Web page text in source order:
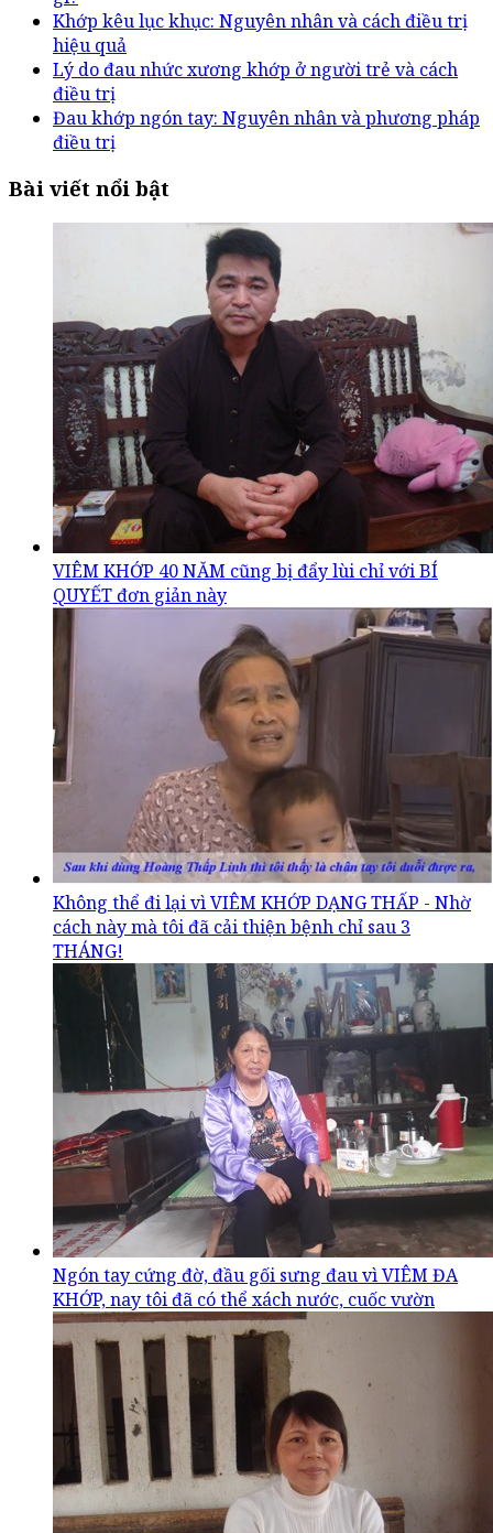
Khớp kêu lục khục: Nguyên nhân và cách điều trị
hiệu quả
Lý do đau nhức xương khớp ở người trẻ và cách
điều trị
Đau khớp ngón tay: Nguyên nhân và phương pháp
điều trị
Bài viết nổi bật
VIÊM KHỚP 40 NĂM cũng bị đẩy lùi chỉ với BÍ
QUYẾT đơn giản này
Không thể đi lại vì VIÊM KHỚP DẠNG THẤP - Nhờ
cách này mà tôi đã cải thiện bệnh chỉ sau 3
THÁNG!
Ngón tay cứng đờ, đầu gối sưng đau vì VIÊM ĐA
KHỚP, nay tôi đã có thể xách nước, cuốc vườn